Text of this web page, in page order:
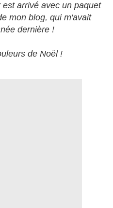
arrivé avec un paquet
mon blog, qui m'avait
dernière !
de Noël !